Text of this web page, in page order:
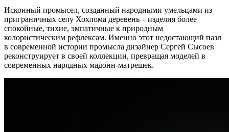
Исконный промысел, созданный народными умельцами из
приграничных селу Хохлома деревень – изделия более
спокойные, тихие, эмпатичные к природным
колористическим рефлексам. Именно этот недостающий пазл
в современной истории промысла дизайнер Сергей Сысоев
реконструирует в своей коллекции, превращая моделей в
современных нарядных мадонн-матрешек.